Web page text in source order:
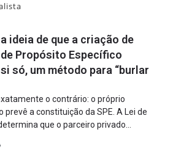
ideia de que a criação de
Propósito Específico
só, um método para “burlar
o contrário: o próprio
a constituição da SPE. A Lei de
que o parceiro privado
a suposta “fraude à licitação” é